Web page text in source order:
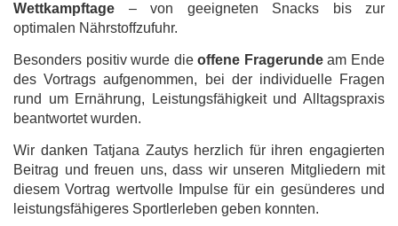
Wettkampftage – von geeigneten Snacks bis zur
optimalen Nährstoffzufuhr.
Besonders positiv wurde dieoffene Fragerundeam Ende
des Vortrags aufgenommen, bei der individuelle Fragen
rund um Ernährung, Leistungsfähigkeit und Alltagspraxis
beantwortet wurden.
Wir danken Tatjana Zautys herzlich für ihren engagierten
Beitrag und freuen uns, dass wir unseren Mitgliedern mit
diesem Vortrag wertvolle Impulse für ein gesünderes und
leistungsfähigeres Sportlerleben geben konnten.